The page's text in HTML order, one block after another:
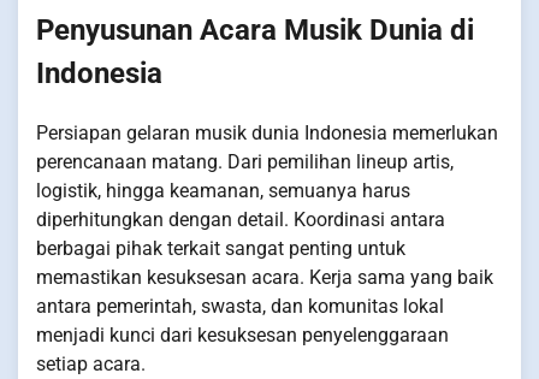
Penyusunan Acara Musik Dunia di
Indonesia
Persiapan gelaran musik dunia Indonesia memerlukan
perencanaan matang. Dari pemilihan lineup artis,
logistik, hingga keamanan, semuanya harus
diperhitungkan dengan detail. Koordinasi antara
berbagai pihak terkait sangat penting untuk
memastikan kesuksesan acara. Kerja sama yang baik
antara pemerintah, swasta, dan komunitas lokal
menjadi kunci dari kesuksesan penyelenggaraan
setiap acara.